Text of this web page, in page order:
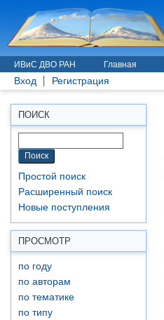
ИВиС ДВО РАН Главная
Вход Регистрация
ПОИСК
Простой поиск
Расширенный поиск
Новые поступления
ПРОСМОТР
по году
по авторам
по тематике
по типу